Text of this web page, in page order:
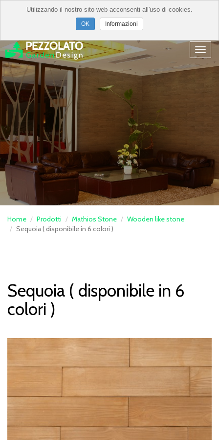
Home Prodotti Mathios Stone
Wooden like stone
Sequoia ( disponibile in 6 colori )
Sequoia ( disponibile in 6
colori )
Utilizzando il nostro sito web acconsenti all'uso di cookies.
Informazioni